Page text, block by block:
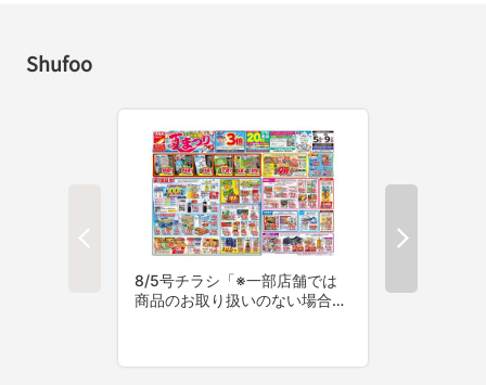
Shufoo